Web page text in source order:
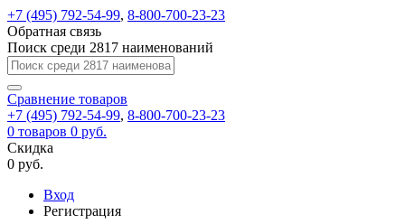
+7 (495) 792-54-99, 8-800-700-23-23
Обратная связь
Поиск среди 2817 наименований
Сравнение товаров
+7 (495) 792-54-99, 8-800-700-23-23
0 товаров 0 руб.
Скидка
0 руб.
Вход
Регистрация